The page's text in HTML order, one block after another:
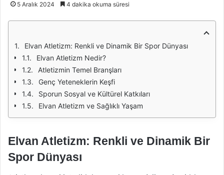
5 Aralık 2024 4 dakika okuma süresi
Elvan Atletizm: Renkli ve Dinamik Bir Spor Dünyası
Elvan Atletizm Nedir?
Atletizmin Temel Branşları
Genç Yeteneklerin Keşfi
Sporun Sosyal ve Kültürel Katkıları
Elvan Atletizm ve Sağlıklı Yaşam
Elvan Atletizm: Renkli ve Dinamik Bir
Spor Dünyası